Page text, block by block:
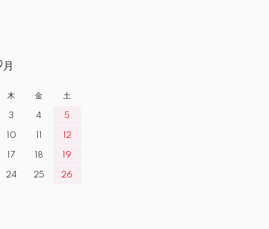
木 金 土
3 4 5
10 12
17 18 19
24 25 26